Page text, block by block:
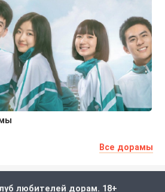
Все дорамы
любителей дорам. 18+